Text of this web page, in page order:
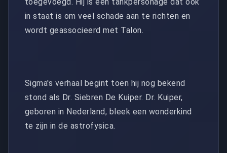
in staat is om veel schade aan te richten en
wordt geassocieerd met Talon.
Sigma's verhaal begint toen hij nog bekend
stond als Dr. Siebren De Kuiper. Dr. Kuiper,
geboren in Nederland, bleek een wonderkind
te zijn in de astrofysica.